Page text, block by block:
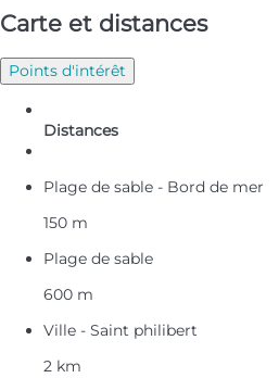
Carte et distances
Points d'intérêt
Distances
Plage de sable - Bord de mer
150 m
Plage de sable
600 m
Ville - Saint philibert
2 km